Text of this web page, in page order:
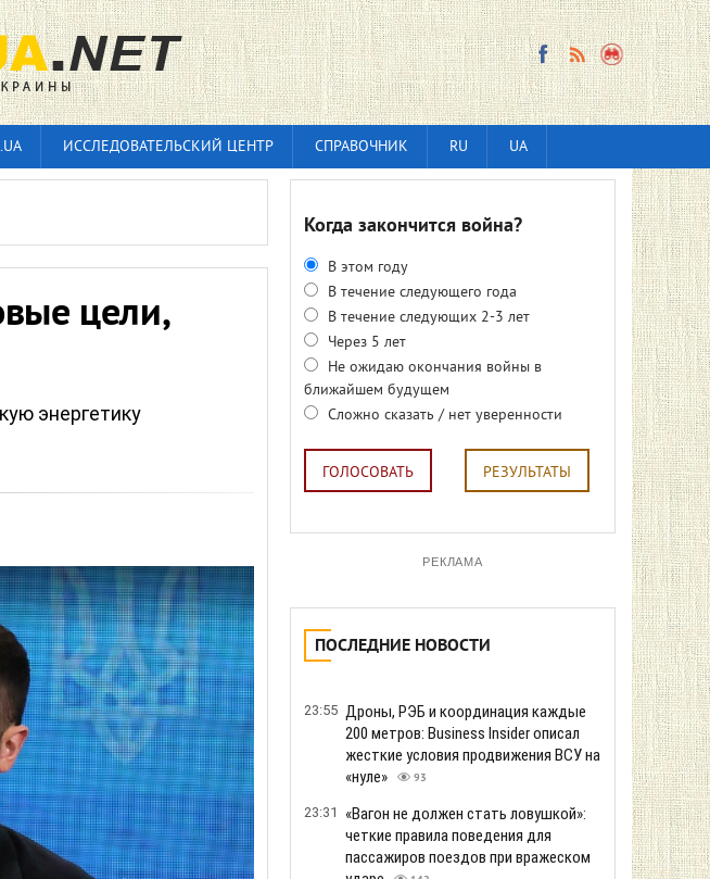
ИССЛЕДОВАТЕЛЬСКИЙ ЦЕНТР СПРАВОЧНИК RU UA
цели,
энергетику
Когда закончится война?
В этом году
В течение следующего года
В течение следующих 2-3 лет
Через 5 лет
Не ожидаю окончания войны в
ближайшем будущем
Сложно сказать / нет уверенности
ГОЛОСОВАТЬ РЕЗУЛЬТАТЫ
РЕКЛАМА
ПОСЛЕДНИЕ НОВОСТИ
23:55 Дроны, РЭБ и координация каждые
200 метров: Business Insider описал
жесткие условия продвижения ВСУ на
«нуле»
93
23:31
«Вагон не должен стать ловушкой»:
четкие правила поведения для
пассажиров поездов при вражеском